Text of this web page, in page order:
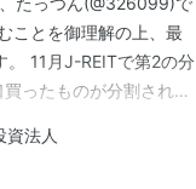
ことを御理解の上、最
。 11月J-REITで第2の分
ったものが分割されて
購入してはどうか…と
資法人